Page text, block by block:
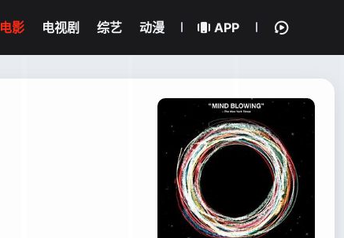
电影 电视剧 综艺 动漫 APP